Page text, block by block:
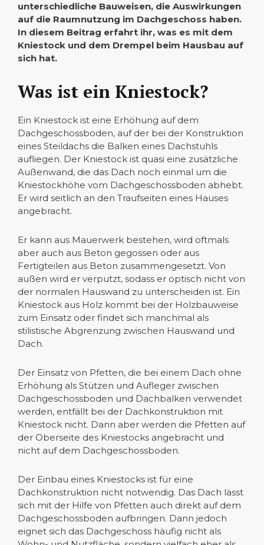
unterschiedliche Bauweisen, die Auswirkungen
auf die Raumnutzung im Dachgeschoss haben.
In diesem Beitrag erfahrt ihr, was es mit dem
Kniestock und dem Drempel beim Hausbau auf
sich hat.
Was ist ein Kniestock?
Ein Kniestock ist eine Erhöhung auf dem
Dachgeschossboden, auf der bei der Konstruktion
eines Steildachs die Balken eines Dachstuhls
aufliegen. Der Kniestock ist quasi eine zusätzliche
Außenwand, die das Dach noch einmal um die
Kniestockhöhe vom Dachgeschossboden abhebt.
Er wird seitlich an den Traufseiten eines Hauses
angebracht.
Er kann aus Mauerwerk bestehen, wird oftmals
aber auch aus Beton gegossen oder aus
Fertigteilen aus Beton zusammengesetzt. Von
außen wird er verputzt, sodass er optisch nicht von
der normalen Hauswand zu unterscheiden ist. Ein
Kniestock aus Holz kommt bei der Holzbauweise
zum Einsatz oder findet sich manchmal als
stilistische Abgrenzung zwischen Hauswand und
Dach.
Der Einsatz von Pfetten, die bei einem Dach ohne
Erhöhung als Stützen und Aufleger zwischen
Dachgeschossboden und Dachbalken verwendet
werden, entfällt bei der Dachkonstruktion mit
Kniestock nicht. Dann aber werden die Pfetten auf
der Oberseite des Kniestocks angebracht und
nicht auf dem Dachgeschossboden.
Der Einbau eines Kniestocks ist für eine
Dachkonstruktion nicht notwendig. Das Dach lässt
sich mit der Hilfe von Pfetten auch direkt auf dem
Dachgeschossboden aufbringen. Dann jedoch
eignet sich das Dachgeschoss häufig nicht als